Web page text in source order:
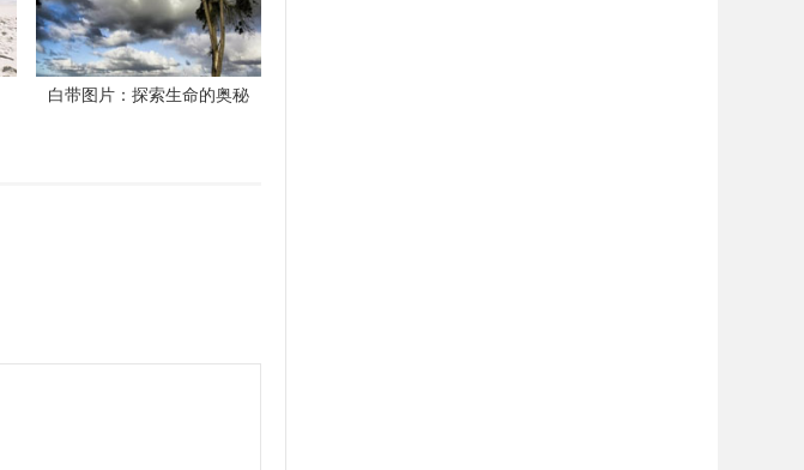
白带图片：探索生命的奥秘